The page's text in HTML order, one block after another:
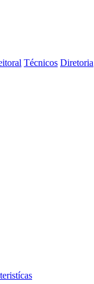
Técnicos Diretoria